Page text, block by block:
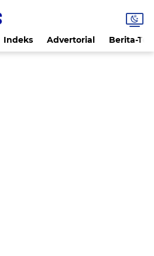
Indeks Advertorial Berita-